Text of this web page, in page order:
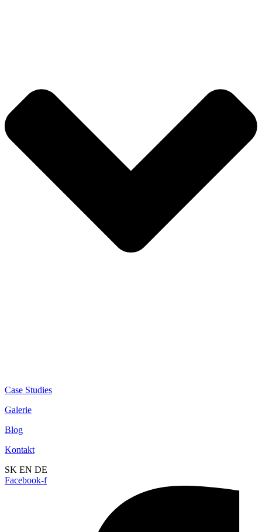
Case Studies
Galerie
Blog
Kontakt
SK EN DE
Facebook-f